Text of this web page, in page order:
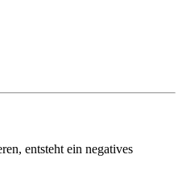
entsteht ein negatives